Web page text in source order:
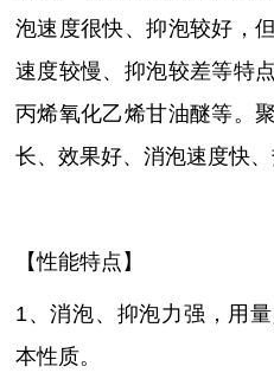
泡速度很快、抑泡较好，
速度较慢、抑泡较差等特
丙烯氧化乙烯甘油醚等。
长、效果好、消泡速度快、
【性能特点】
1、消泡、抑泡力强，用
本性质。